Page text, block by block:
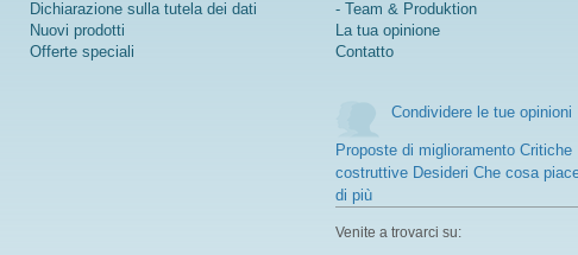
Dichiarazione sulla tutela dei dati
Nuovi prodotti
Offerte speciali
- Team & Produktion
La tua opinione
Contatto
Condividere le tue opinioni
Proposte di miglioramento Critiche
costruttive Desideri Che cosa
di più
Venite a trovarci su: